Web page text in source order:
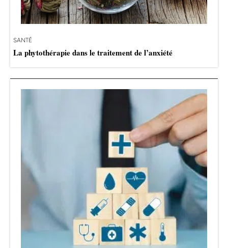
SANTÉ
La phytothérapie dans le traitement de l’anxiété